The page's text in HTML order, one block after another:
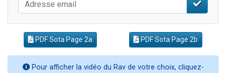
PDF Sota Page 2a PDF Sota Page 2b
Pour afficher la vidéo du Rav de votre choix, cliquez-